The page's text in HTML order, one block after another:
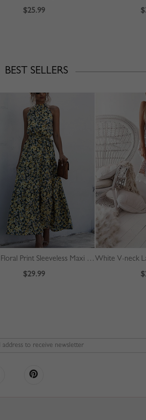
$25.99
BEST SELLERS
Yellow Floral Print Sleeveless Maxi Dress
$29.99